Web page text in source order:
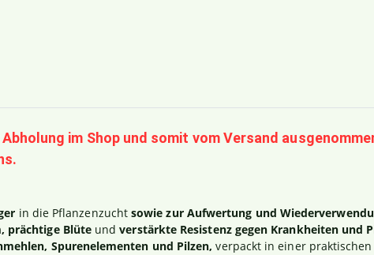
im Shop und somit vom Versand
in die Pflanzenzuchtsowie zur Aufwertung und
prächtige Blüte undverstärkte Resistenz gegen Krankheiten und
Spurenelementen und Pilzen, verpackt in einer